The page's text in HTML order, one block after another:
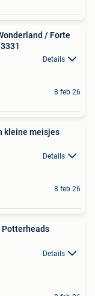
/ Forte
Details
8 feb 26
kleine meisjes
Details
8 feb 26
Potterheads
Details